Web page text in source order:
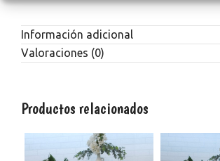
Información adicional
Valoraciones (0)
Productos relacionados